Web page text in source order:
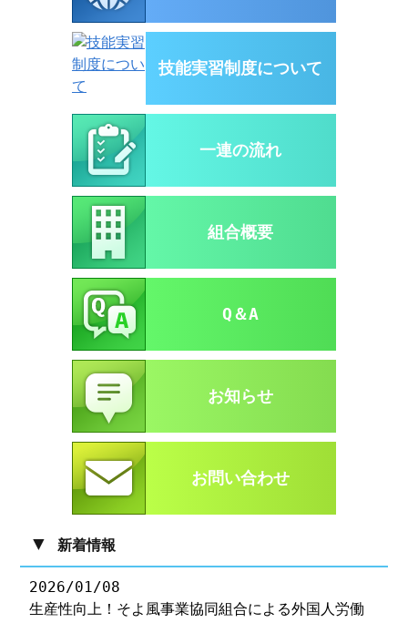
技能実習制度について
一連の流れ
組合概要
Q＆A
お知らせ
お問い合わせ
▼ 新着情報
2026/01/08
生産性向上！そよ風事業協同組合による外国人労働